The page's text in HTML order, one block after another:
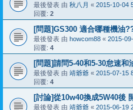
最後發表 由 秋八月 « 2015-10-04
回覆: 2
[問題]GS300 適合哪種機油
最後發表 由 howcom88 « 2015-
回覆: 4
[問題]請問5-40和5-30怠速和
最後發表 由 靖爺爺 « 2015-07-15
回覆: 4
[討論]從10w40換成5W40後
最後發表 由 靖爺爺 « 2015-06-19